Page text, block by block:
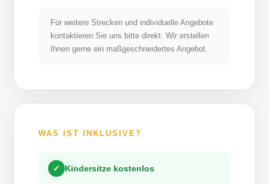
Für weitere Strecken und individuelle Angebote
kontaktieren Sie uns bitte direkt. Wir erstellen
Ihnen gerne ein maßgeschneidertes Angebot.
WAS IST INKLUSIVE?
✓ Kindersitze kostenlos